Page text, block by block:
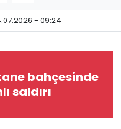
- 09:24
bahçesinde
saldırı